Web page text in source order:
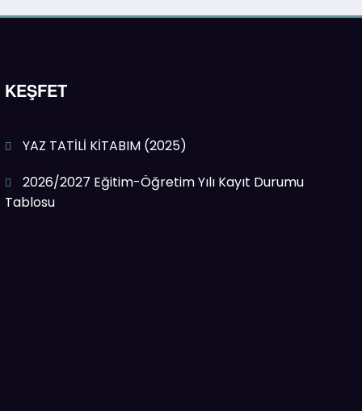
KEŞFET
YAZ TATİLİ KİTABIM (2025)
2026/2027 Eğitim-Öğretim Yılı Kayıt Durumu
Tablosu